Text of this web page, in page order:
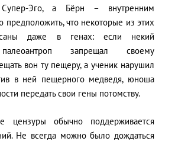
Эго, а Бёрн – внутренним
что некоторые из этих
даже в генах: если некий
запрещал своему
вон ту пещеру, а ученик нарушил
в ней пещерного медведя, юноша
передать свои гены потомству.
цензуры обычно поддерживается
Не всегда можно было дождаться